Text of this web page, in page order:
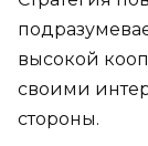
высокой
своими
стороны.